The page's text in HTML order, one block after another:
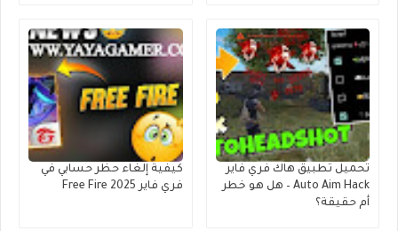
تحميل تطبيق هاك فري فاير
Auto Aim Hack – هل هو خطر
أم حقيقة؟
كيفية إلغاء حظر حسابي في
فري فاير Free Fire 2025